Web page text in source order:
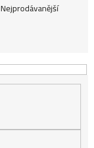
Nejprodávanější